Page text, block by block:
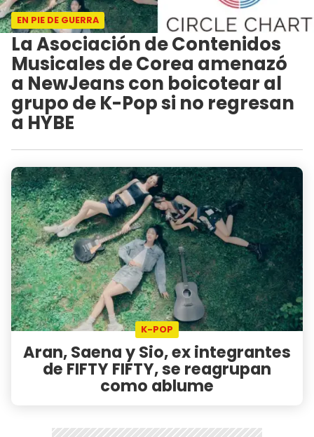
EN PIE DE GUERRA
La Asociación de Contenidos
Musicales de Corea amenazó
a NewJeans con boicotear al
grupo de K-Pop si no regresan
a HYBE
K-POP
Aran, Saena y Sio, ex integrantes
de FIFTY FIFTY, se reagrupan
como ablume